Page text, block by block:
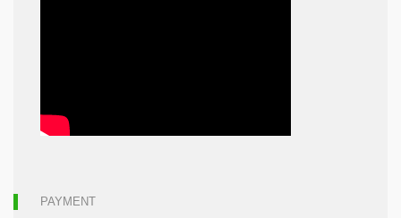
PAYMENT